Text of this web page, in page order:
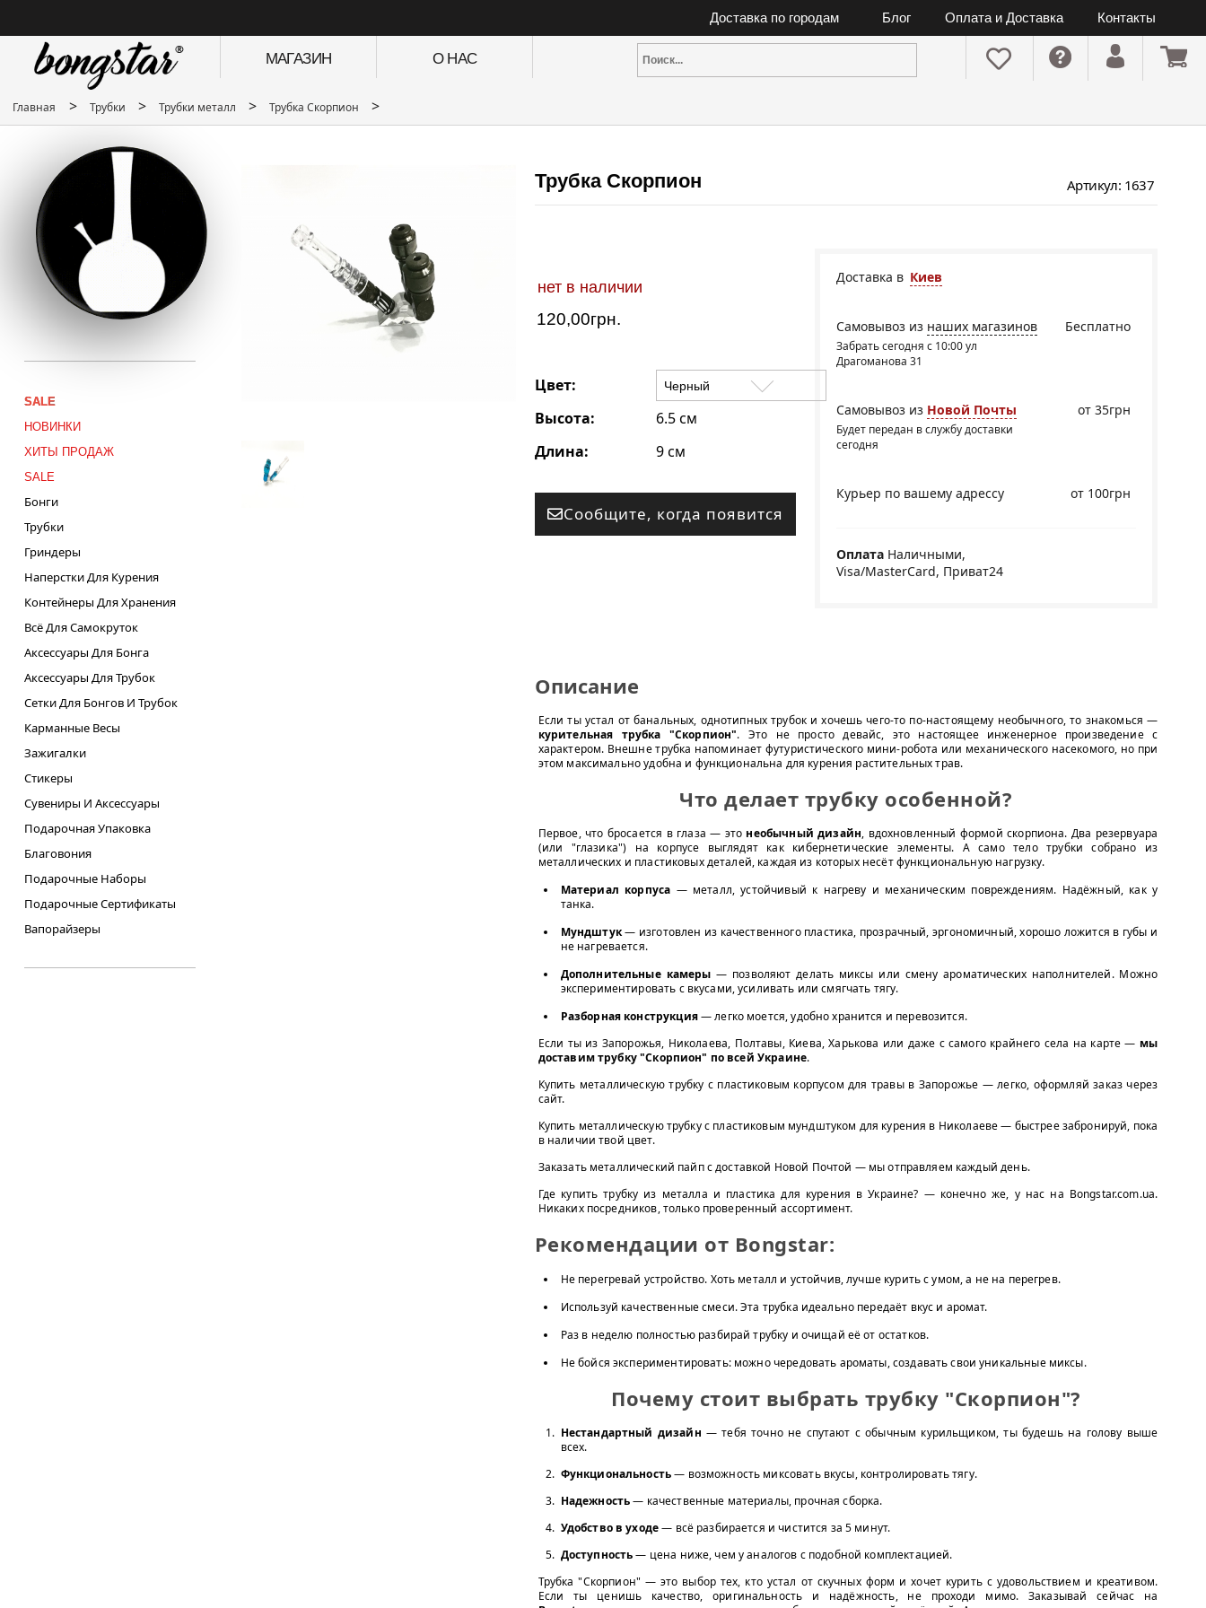
Доставка по городам Блог Оплата и Доставка Контакты
МАГАЗИН О НАС
Главная > Трубки > Трубки металл > Трубка Скорпион >
SALE
НОВИНКИ
ХИТЫ ПРОДАЖ
SALE
Бонги
Трубки
Гриндеры
Наперстки Для Курения
Контейнеры Для Хранения
Всё Для Самокруток
Аксессуары Для Бонга
Аксессуары Для Трубок
Сетки Для Бонгов И Трубок
Карманные Весы
Зажигалки
Стикеры
Сувениры И Аксессуары
Подарочная Упаковка
Благовония
Подарочные Наборы
Подарочные Сертификаты
Вапорайзеры
Трубка Скорпион Артикул: 1637
нет в наличии
120,00грн.
Цвет:
Высота:
6.5 см
Длина:
9 см
Сообщите, когда появится
Доставка в Киев
Бесплатно
Самовывоз из наших магазинов
Забрать сегодня с 10:00 ул
Драгоманова 31
Самовывоз из Новой Почты
Будет передан в службу доставки
сегодня
от 35грн
Курьер по вашему адрессу от 100грн
Оплата Наличными,
Visa/MasterCard, Приват24
Описание
Если ты устал от банальных, однотипных трубок и хочешь чего-то по-настоящему необычного, то знакомься —
курительная трубка "Скорпион". Это не просто девайс, это настоящее инженерное произведение с
характером. Внешне трубка напоминает футуристического мини-робота или механического насекомого, но при
этом максимально удобна и функциональна для курения растительных трав.
Что делает трубку особенной?
Первое, что бросается в глаза — это необычный дизайн, вдохновленный формой скорпиона. Два резервуара
(или "глазика") на корпусе выглядят как кибернетические элементы. А само тело трубки собрано из
металлических и пластиковых деталей, каждая из которых несёт функциональную нагрузку.
Материал корпуса — металл, устойчивый к нагреву и механическим повреждениям. Надёжный, как у
танка.
Мундштук— изготовлен из качественного пластика, прозрачный, эргономичный, хорошо ложится в губы и
не нагревается.
Дополнительные камеры — позволяют делать миксы или смену ароматических наполнителей. Можно
экспериментировать с вкусами, усиливать или смягчать тягу.
Разборная конструкция— легко моется, удобно хранится и перевозится.
Если ты из Запорожья, Николаева, Полтавы, Киева, Харькова или даже с самого крайнего села на карте — мы
доставим трубку "Скорпион" по всей Украине.
Купить металлическую трубку с пластиковым корпусом для травы в Запорожье — легко, оформляй заказ через
сайт.
Купить металлическую трубку с пластиковым мундштуком для курения в Николаеве — быстрее забронируй, пока
в наличии твой цвет.
Заказать металлический пайп с доставкой Новой Почтой — мы отправляем каждый день.
Где купить трубку из металла и пластика для курения в Украине? — конечно же, у нас на Bongstar.com.ua.
Никаких посредников, только проверенный ассортимент.
Рекомендации от Bongstar:
Не перегревай устройство. Хоть металл и устойчив, лучше курить с умом, а не на перегрев.
Используй качественные смеси. Эта трубка идеально передаёт вкус и аромат.
Раз в неделю полностью разбирай трубку и очищай её от остатков.
Не бойся экспериментировать: можно чередовать ароматы, создавать свои уникальные миксы.
Почему стоит выбрать трубку "Скорпион"?
Нестандартный дизайн — тебя точно не спутают с обычным курильщиком, ты будешь на голову выше
всех.
Функциональность— возможность миксовать вкусы, контролировать тягу.
Надежность— качественные материалы, прочная сборка.
Удобство в уходе— всё разбирается и чистится за 5 минут.
Доступность— цена ниже, чем у аналогов с подобной комплектацией.
Трубка "Скорпион" — это выбор тех, кто устал от скучных форм и хочет курить с удовольствием и креативом.
Если ты ценишь качество, оригинальность и надёжность, не проходи мимо. Заказывай сейчас на